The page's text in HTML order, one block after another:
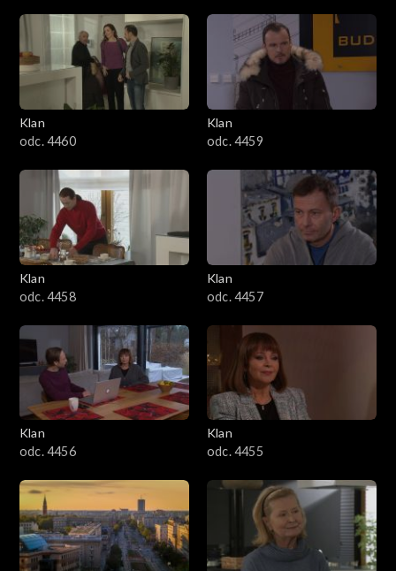
Klan
odc. 4460
Klan
odc. 4459
Klan
odc. 4458
Klan
odc. 4457
Klan
odc. 4456
Klan
odc. 4455